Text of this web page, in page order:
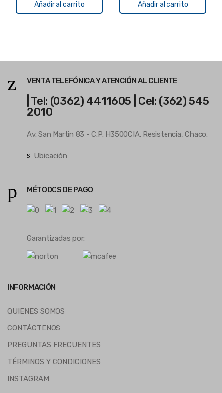
Añadir al carrito Añadir al carrito
VENTA TELEFÓNICA Y ATENCIÓN AL CLIENTE
| Tel: (0362) 4411605 | Cel: (362) 545
2010
Av. San Martin 83 - C.P. H3500CIA. Resistencia, Chaco.
Ubicación
MÉTODOS DE PAGO
Garantizadas por:
INFORMACIÓN
QUIENES SOMOS
CONTÁCTENOS
PREGUNTAS FRECUENTES
TÉRMINOS Y CONDICIONES
INSTAGRAM